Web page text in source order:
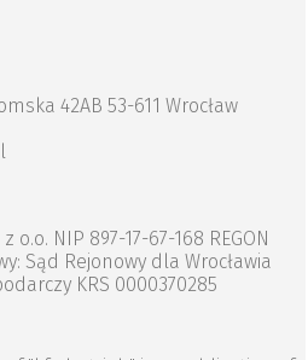
42AB 53-611 Wrocław
NIP 897-17-67-168 REGON
Sąd Rejonowy dla Wrocławia
KRS 0000370285